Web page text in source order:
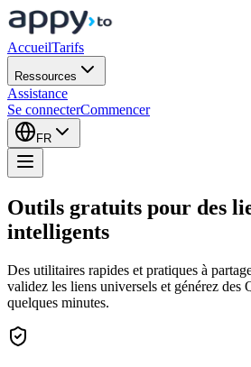
AccueilTarifs
Ressources
Assistance
Se connecterCommencer
FR
Outils gratuits pour des
intelligents
Des utilitaires rapides et pratiques à
validez les liens universels et générez des
quelques minutes.